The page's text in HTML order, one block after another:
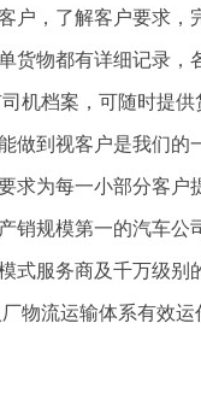
户，了解客户要求
货物都有详细记录，
机档案，可随时提
做到视客户是我们的
求为每一小部分客
销规模第一的汽车公
式服务商及千万级别
物流运输体系有效